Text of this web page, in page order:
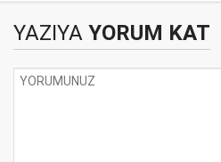
YAZIYA YORUM KAT